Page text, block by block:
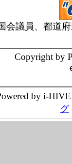
会議員、都道
Copyright by
by i-
グ